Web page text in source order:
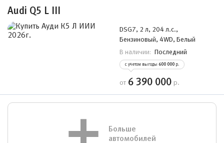
Audi Q5 L III
DSG7, 2 л, 204 л.с.,
Бензиновый, 4WD, Белый
В наличии: Последний
с учетом выгоды 600 000 р.
от 6 390 000 р.
Больше
автомобилей